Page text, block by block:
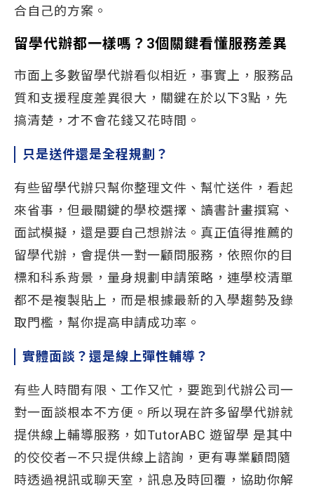
合自己的方案。
留學代辦都一樣嗎？3個關鍵看懂服務差異
市面上多數留學代辦看似相近，事實上，服務品
質和支援程度差異很大，關鍵在於以下3點，先
搞清楚，才不會花錢又花時間。
只是送件還是全程規劃？
有些留學代辦只幫你整理文件、幫忙送件，看起
來省事，但最關鍵的學校選擇、讀書計畫撰寫、
面試模擬，還是要自己想辦法。真正值得推薦的
留學代辦，會提供一對一顧問服務，依照你的目
標和科系背景，量身規劃申請策略，連學校清單
都不是複製貼上，而是根據最新的入學趨勢及錄
取門檻，幫你提高申請成功率。
實體面談？還是線上彈性輔導？
有些人時間有限、工作又忙，要跑到代辦公司一
對一面談根本不方便。所以現在許多留學代辦就
提供線上輔導服務，如TutorABC 遊留學 是其中
的佼佼者—不只提供線上諮詢，更有專業顧問隨
時透過視訊或聊天室，訊息及時回覆，協助你解